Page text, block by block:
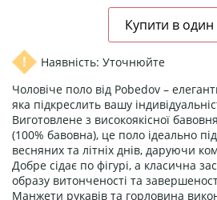
Наявність: Уточнюйте
Чоловіче поло від Pobedov –
яка підкреслить вашу
Виготовлене з високоякісної
(100% бавовна), це поло ідеально
весняних та літніх днів, даруючи
Добре сідає по фігурі, а класична
образу витонченості та
Манжети рукавів та горловина